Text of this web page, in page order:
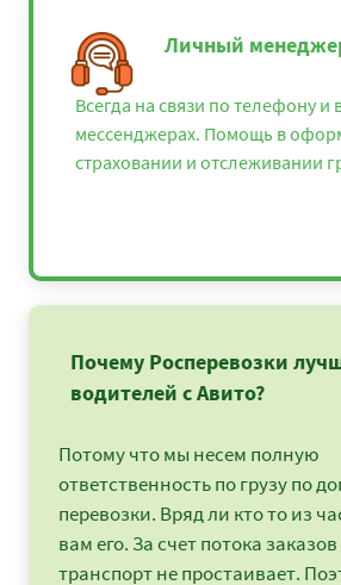
Личный
Всегда на связи по телефону и
мессенджерах. Помощь в
страховании и отслеживании
Почему Росперевозки
водителей с Авито?
Потому что мы несем полную
ответственность по грузу по
перевозки. Вряд ли кто то из
вам его. За счет потока
транспорт не простаивает.